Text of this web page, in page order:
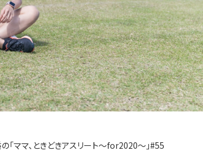
「ママ、ときどきアスリート〜for2020〜」#55